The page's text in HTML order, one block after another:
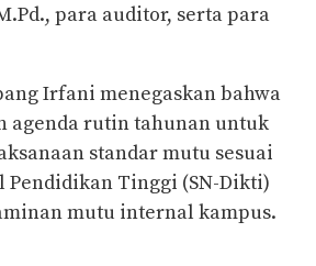
para auditor, serta para
Irfani menegaskan bahwa
agenda rutin tahunan untuk
standar mutu sesuai
Pendidikan Tinggi (SN-Dikti)
mutu internal kampus.